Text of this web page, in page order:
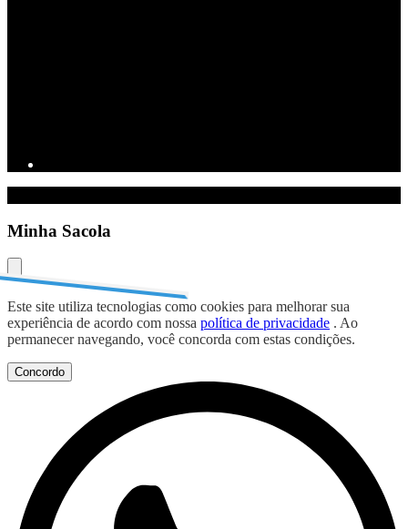
Minha Sacola
Este site utiliza tecnologias como cookies para melhorar sua
experiência de acordo com nossa política de privacidade . Ao
permanecer navegando, você concorda com estas condições.
Concordo